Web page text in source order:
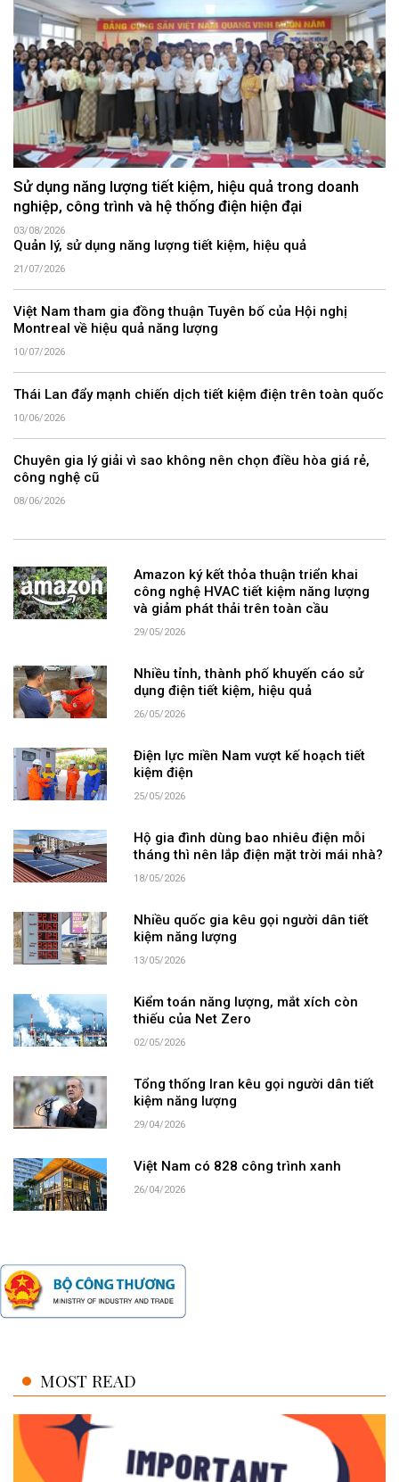
Sử dụng năng lượng tiết kiệm, hiệu quả trong doanh
nghiệp, công trình và hệ thống điện hiện đại
03/08/2026
Quản lý, sử dụng năng lượng tiết kiệm, hiệu quả
21/07/2026
Việt Nam tham gia đồng thuận Tuyên bố của Hội nghị
Montreal về hiệu quả năng lượng
10/07/2026
Thái Lan đẩy mạnh chiến dịch tiết kiệm điện trên toàn quốc
10/06/2026
Chuyên gia lý giải vì sao không nên chọn điều hòa giá rẻ,
công nghệ cũ
08/06/2026
Amazon ký kết thỏa thuận triển khai
công nghệ HVAC tiết kiệm năng lượng
và giảm phát thải trên toàn cầu
29/05/2026
Nhiều tỉnh, thành phố khuyến cáo sử
dụng điện tiết kiệm, hiệu quả
26/05/2026
Điện lực miền Nam vượt kế hoạch tiết
kiệm điện
25/05/2026
Hộ gia đình dùng bao nhiêu điện mỗi
tháng thì nên lắp điện mặt trời mái nhà?
18/05/2026
Nhiều quốc gia kêu gọi người dân tiết
kiệm năng lượng
13/05/2026
Kiểm toán năng lượng, mắt xích còn
thiếu của Net Zero
02/05/2026
Tổng thống Iran kêu gọi người dân tiết
kiệm năng lượng
29/04/2026
Việt Nam có 828 công trình xanh
26/04/2026
MOST READ